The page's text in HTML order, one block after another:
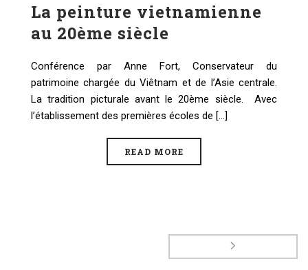
La peinture vietnamienne
au 20ème siècle
Conférence par Anne Fort, Conservateur du
patrimoine chargée du Viêtnam et de l’Asie centrale.
La tradition picturale avant le 20ème siècle. Avec
l’établissement des premières écoles de [...]
READ MORE